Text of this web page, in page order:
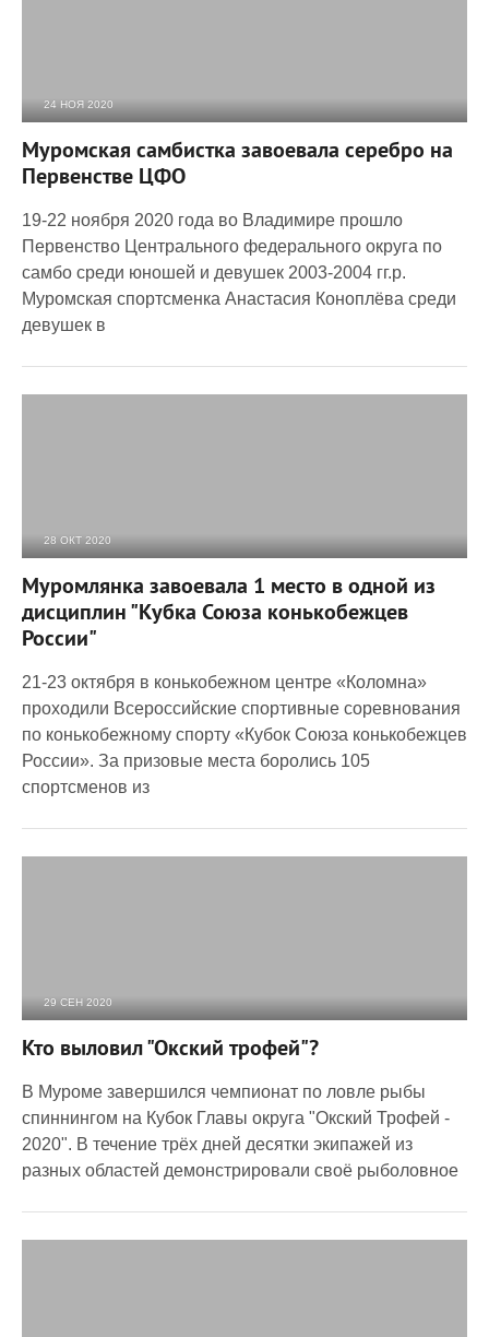
24 НОЯ 2020
Муромская самбистка завоевала серебро на
Первенстве ЦФО
19-22 ноября 2020 года во Владимире прошло
Первенство Центрального федерального округа по
самбо среди юношей и девушек 2003-2004 гг.р.
Муромская спортсменка Анастасия Коноплёва среди
девушек в
28 ОКТ 2020
Муромлянка завоевала 1 место в одной из
дисциплин "Кубка Союза конькобежцев
России"
21-23 октября в конькобежном центре «Коломна»
проходили Всероссийские спортивные соревнования
по конькобежному спорту «Кубок Союза конькобежцев
России». За призовые места боролись 105
спортсменов из
29 СЕН 2020
Кто выловил "Окский трофей"?
В Муроме завершился чемпионат по ловле рыбы
спиннингом на Кубок Главы округа "Окский Трофей -
2020". В течение трёх дней десятки экипажей из
разных областей демонстрировали своё рыболовное